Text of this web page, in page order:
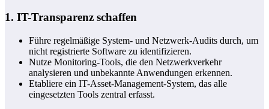
1. IT-Transparenz schaffen
Führe regelmäßige System- und Netzwerk-Audits durch, um
nicht registrierte Software zu identifizieren.
Nutze Monitoring-Tools, die den Netzwerkverkehr
analysieren und unbekannte Anwendungen erkennen.
Etabliere ein IT-Asset-Management-System, das alle
eingesetzten Tools zentral erfasst.